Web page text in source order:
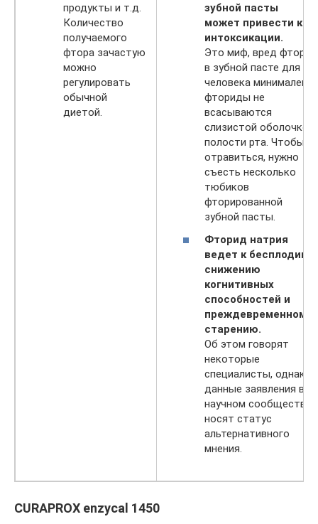
продукты и т.д.
Количество
получаемого
фтора зачастую
можно
регулировать
обычной
диетой.
зубной пасты
может привести к
интоксикации.
Это миф, вред фтора
в зубной пасте для
человека минимален:
фториды не
всасываются
слизистой оболочкой
полости рта. Чтобы
отравиться, нужно
съесть несколько
тюбиков
фторированной
зубной пасты.
Фторид натрия
ведет к бесплодию,
снижению
когнитивных
способностей и
преждевременному
старению.
Об этом говорят
некоторые
специалисты, однако
данные заявления в
научном сообществе
носят статус
альтернативного
мнения.
CURAPROX enzycal 1450